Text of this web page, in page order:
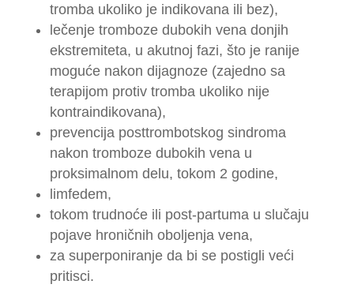
tromba ukoliko je indikovana ili bez),
lečenje tromboze dubokih vena donjih
ekstremiteta, u akutnoj fazi, što je ranije
moguće nakon dijagnoze (zajedno sa
terapijom protiv tromba ukoliko nije
kontraindikovana),
prevencija posttrombotskog sindroma
nakon tromboze dubokih vena u
proksimalnom delu, tokom 2 godine,
limfedem,
tokom trudnoće ili post-partuma u slučaju
pojave hroničnih oboljenja vena,
za superponiranje da bi se postigli veći
pritisci.